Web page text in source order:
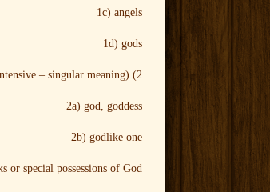
1c) angels
1d) gods
2) (plural intensive – singular meaning)
2a) god, goddess
2b) godlike one
or special possessions of God